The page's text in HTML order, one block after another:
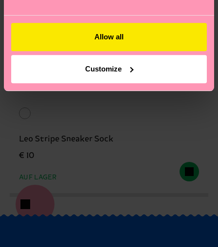
Allow all
Customize
Leo Stripe Sneaker Sock
€ 10
AUF LAGER